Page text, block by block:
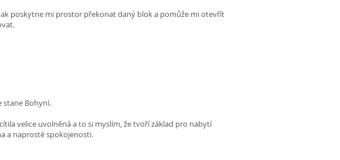
poskytne mi prostor překonat daný blok a pomůže mi otevřít
stane Bohyní.
velice uvolněná a to si myslím, že tvoří základ pro nabytí
a naprosté spokojenosti.